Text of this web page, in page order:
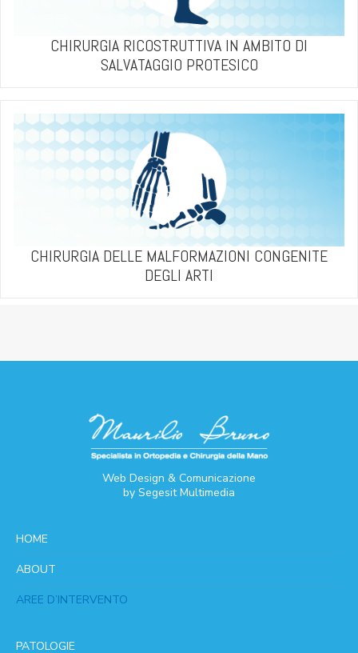
CHIRURGIA RICOSTRUTTIVA IN AMBITO DI
SALVATAGGIO PROTESICO
CHIRURGIA DELLE MALFORMAZIONI CONGENITE
DEGLI ARTI
Web Design & Comunicazione
by Segesit Multimedia
HOME
ABOUT
AREE D’INTERVENTO
PATOLOGIE